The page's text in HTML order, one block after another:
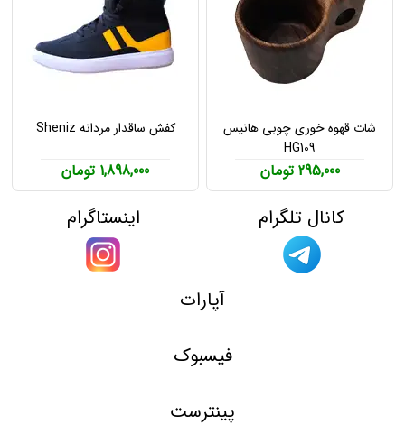
شات قهوه خوری چوبی هانیس
HG109
295,000 تومان
کفش ساقدار مردانه Sheniz
1,898,000 تومان
کانال تلگرام اینستاگرام
آپارات
فیسبوک
پینترست